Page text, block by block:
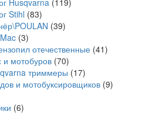
Husqvarna (119)
Stihl (83)
(39)
(3)
отечественные (41)
и мотобуров (70)
триммеры (17)
и мотобуксировщиков (9)
(6)